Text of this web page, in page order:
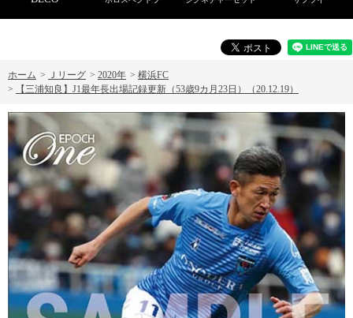
ホーム > Ｊリーグ > 2020年 > 横浜FC
>
【三浦知良】J1最年長出場記録更新（53歳9カ月23日）（20.12.19）